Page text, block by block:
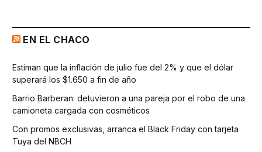
EN EL CHACO
Estiman que la inflación de julio fue del 2% y que el dólar
superará los $1.650 a fin de año
Barrio Barberan: detuvieron a una pareja por el robo de una
camioneta cargada con cosméticos
Con promos exclusivas, arranca el Black Friday con tarjeta
Tuya del NBCH